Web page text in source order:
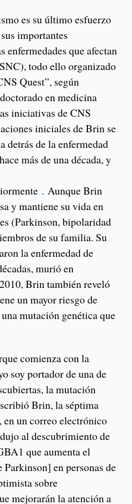
es su último esfuerzo
importantes
enfermedades que afectan
todo ello organizado
Quest”, según
en medicina
iniciativas de CNS
iniciales de Brin se
detrás de la enfermedad
más de una década, y
. Aunque Brin
y mantiene su vida en
(Parkinson, bipolaridad
de su familia. Su
la enfermedad de
murió en
Brin también reveló
un mayor riesgo de
mutación genética que
comienza con la
soy portador de una de
la mutación
Brin, la séptima
en un correo electrónico
al descubrimiento de
que aumenta el
en personas de
sobre
mejorarán la atención a